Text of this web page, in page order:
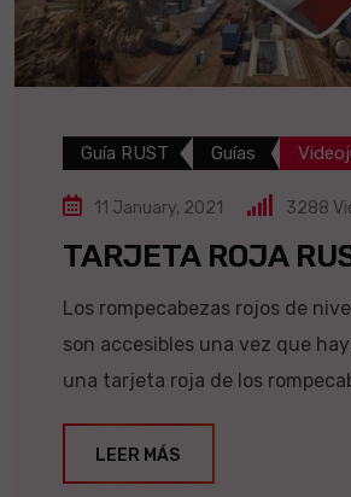
Guía RUST Guías
11 January, 2021 3288
TARJETA ROJA
Los rompecabezas rojos de
son accesibles una vez que
una tarjeta roja de los
LEER MÁS